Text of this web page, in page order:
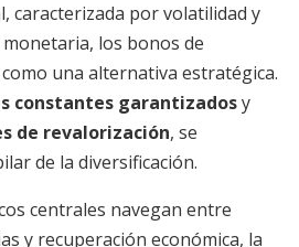
caracterizada por volatilidad y
los bonos de
una alternativa estratégica.
constantes garantizadosy
de revalorización, se
de la diversificación.
centrales navegan entre
y recuperación económica, la